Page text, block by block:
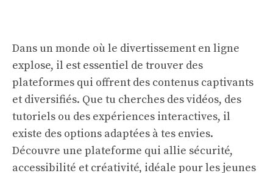
Dans un monde où le divertissement en ligne
explose, il est essentiel de trouver des
plateformes qui offrent des contenus captivants
et diversifiés. Que tu cherches des vidéos, des
tutoriels ou des expériences interactives, il
existe des options adaptées à tes envies.
Découvre une plateforme qui allie sécurité,
accessibilité et créativité, idéale pour les jeunes